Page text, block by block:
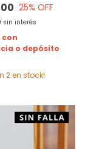
25% OFF
sin interés
con
o depósito
2en stock!